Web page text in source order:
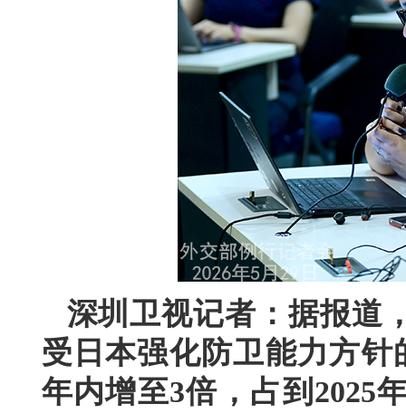
深圳卫视记者：据报道
受日本强化防卫能力方
年内增至3倍，占到2025